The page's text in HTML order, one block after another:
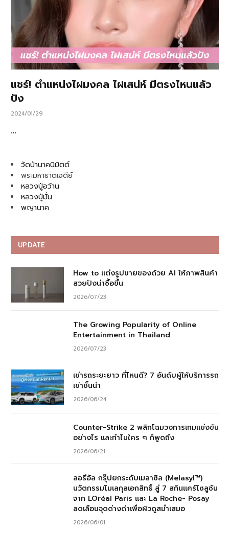
แชร์! ตำแหน่งไฝมงคล ไฝเสน่ห์ มีตรงไหนแล้ว
ปัง
2024/01/29
…
วัดป่านาคนิมิตต์
พระมหาธาตเจดีย์
หลวงปู่อว้าน
หลวงปู่มั่น
พญานาค
UPDATE
How to แต่งรูปขายของด้วย AI ให้ภาพสินค้า
สวยปังน่าซื้อขึ้น
2026/07/23
The Growing Popularity of Online
Entertainment in Thailand
2026/07/23
เช่ารถระยะยาว ที่ไหนดี? 7 อันดับผู้ให้บริการรถ
เช่าชั้นนำ
2026/06/24
Counter-Strike 2 พลิกโฉมวงการเกมแข่งขัน
อย่างไร และทำไมใคร ๆ ก็พูดถึง
2026/06/21
ลอรีอัล กรุ๊ปยกระดับเมลาซิล (Melasyl™)
นวัตกรรมโมเลกุลเอกสิทธิ์ สู่ 7 สกินแคร์โซลูชัน
จาก LOréal Paris และ La Roche- Posay
ลดเลือนจุดด่างดำเพื่อผิวดูสม่ำเสมอ
2026/06/01